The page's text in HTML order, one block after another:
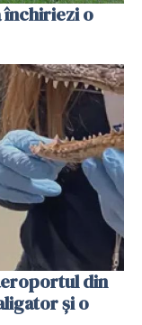
închiriezi o
din
și o